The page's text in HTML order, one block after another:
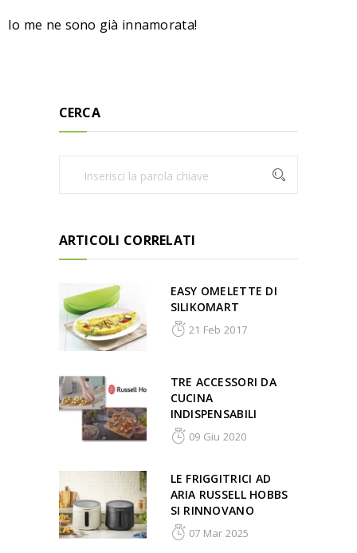
Io me ne sono già innamorata!
CERCA
ARTICOLI CORRELATI
EASY OMELETTE DI
SILIKOMART
21 Feb 2017
TRE ACCESSORI DA
CUCINA
INDISPENSABILI
09 Giu 2020
LE FRIGGITRICI AD
ARIA RUSSELL HOBBS
SI RINNOVANO
07 Mar 2025